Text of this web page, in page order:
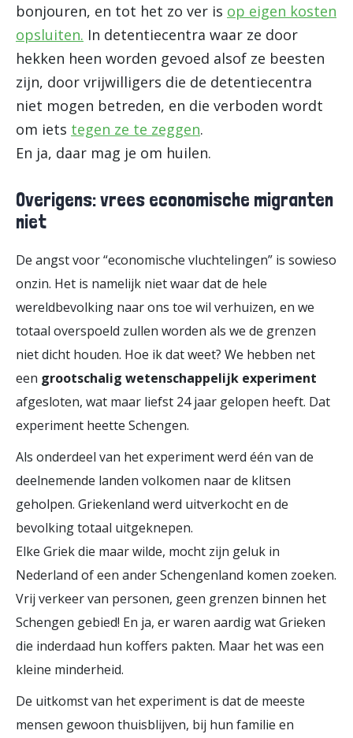
bonjouren, en tot het zo ver is op eigen kosten
opsluiten. In detentiecentra waar ze door
hekken heen worden gevoed alsof ze beesten
zijn, door vrijwilligers die de detentiecentra
niet mogen betreden, en die verboden wordt
om iets tegen ze te zeggen.
En ja, daar mag je om huilen.
Overigens: vrees economische migranten
niet
De angst voor “economische vluchtelingen” is sowieso
onzin. Het is namelijk niet waar dat de hele
wereldbevolking naar ons toe wil verhuizen, en we
totaal overspoeld zullen worden als we de grenzen
niet dicht houden. Hoe ik dat weet? We hebben net
een grootschalig wetenschappelijk experiment
afgesloten, wat maar liefst 24 jaar gelopen heeft. Dat
experiment heette Schengen.
Als onderdeel van het experiment werd één van de
deelnemende landen volkomen naar de klitsen
geholpen. Griekenland werd uitverkocht en de
bevolking totaal uitgeknepen.
Elke Griek die maar wilde, mocht zijn geluk in
Nederland of een ander Schengenland komen zoeken.
Vrij verkeer van personen, geen grenzen binnen het
Schengen gebied! En ja, er waren aardig wat Grieken
die inderdaad hun koffers pakten. Maar het was een
kleine minderheid.
De uitkomst van het experiment is dat de meeste
mensen gewoon thuisblijven, bij hun familie en